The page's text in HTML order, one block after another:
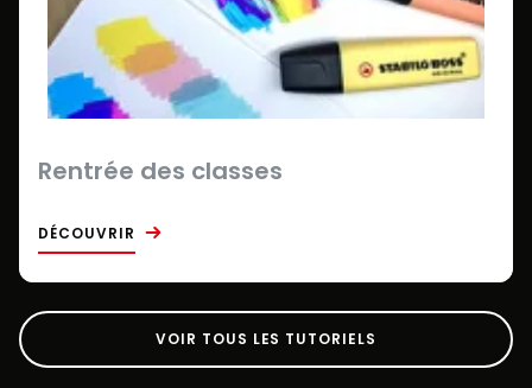
Rentrée des classes
DÉCOUVRIR
VOIR TOUS LES TUTORIELS